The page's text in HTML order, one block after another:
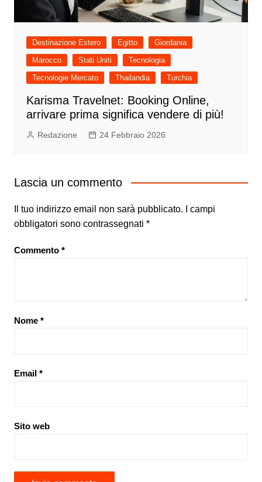
Destinazione Estero Egitto
Giordania
Marocco
Stati Uniti
Tecnologia
Tecnologie Mercato
Thailandia Turchia
Karisma Travelnet: Booking Online,
arrivare prima significa vendere di più!
Redazione 24 Febbraio 2026
Lascia un commento
Il tuo indirizzo email non sarà pubblicato.
I campi
obbligatori sono contrassegnati *
Commento *
Nome *
Email *
Sito web